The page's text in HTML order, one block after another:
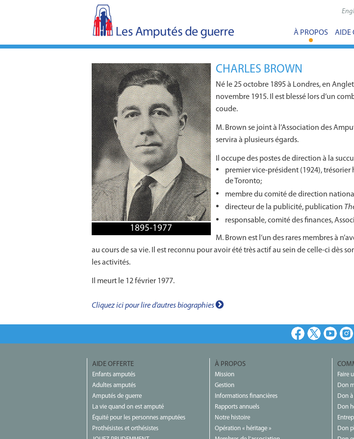
À PROPOS AIDE
1895-1977
CHARLES BROWN
Né le 25 octobre 1895 à Londres, en
novembre 1915. Il est blessé lors d’un
coude.
M. Brown se joint à l’Association des
servira à plusieurs égards.
Il occupe des postes de direction à la
premier vice-président (1924),
de Toronto;
membre du comité de direction
directeur de la publicité, publication
responsable, comité des finances,
M. Brown est l’un des rares membres à
au cours de sa vie. Il est reconnu pour avoir été très actif au sein de celle-ci dès
les activités.
Il meurt le 12 février 1977.
Cliquez ici pour lire d’autres biographies
Facebook
X Youtube
AIDE OFFERTE
Enfants amputés
Adultes amputés
Amputés de guerre
La vie quand on est amputé
Équité pour les personnes amputées
Prothésistes et orthésistes
À PROPOS
Mission
Gestion
Informations financières
Rapports annuels
Notre histoire
Opération « héritage »
Faire
Don
Don
Don
Don